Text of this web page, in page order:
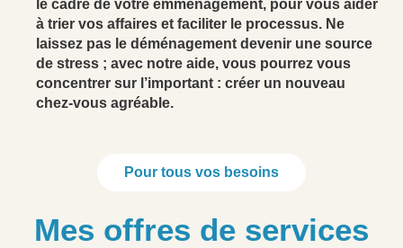
le cadre de votre emménagement, pour vous aider
à trier vos affaires et faciliter le processus. Ne
laissez pas le déménagement devenir une source
de stress ; avec notre aide, vous pourrez vous
concentrer sur l’important : créer un nouveau
chez-vous agréable.
Pour tous vos besoins
Mes offres de services